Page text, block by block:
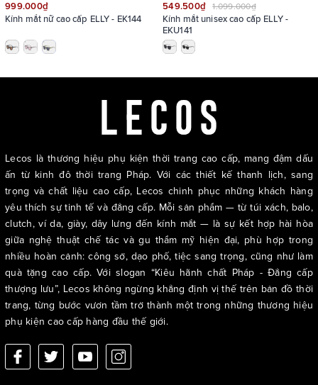
ELLY ET163 là một thiết kế sang trọng, mang đậm dấu ấn của
999.000₫
Kính mắt nữ cao cấp ELLY - EK144
549.500₫ 1.099.000₫
Kính mắt unisex cao cấp ELLY -
EKU141
Lecos là thương hiệu phụ kiện thời trang cao cấp, mang đậm dấu
ấn từ kinh đô thời trang Pháp. Với các thiết kế thanh lịch, sang
trọng và chất liệu cao cấp, Lecos chinh phục những khách hàng
yêu thích sự tinh tế và đẳng cấp. Mỗi sản phẩm — từ túi xách, balo,
clutch, ví da, giày, dây lưng đến kính mắt — là sự kết hợp hài hòa
giữa nghệ thuật chế tác và gu thẩm mỹ hiện đại, phù hợp trong
nhiều hoàn cảnh: công sở, dạo phố, tiệc sang trọng, cũng như làm
quà tặng cao cấp. Với slogan “Kiêu hãnh chất Pháp - Đẳng cấp
thượng lưu”, Lecos không ngừng khẳng định vị thế trên bản đồ thời
trang, từng bước vươn tầm trở thành một trong những thương hiệu
phụ kiện cao cấp hàng đầu thế giới.